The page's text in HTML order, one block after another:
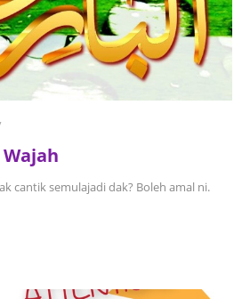
cantik semulajadi dak? Boleh amal ni.